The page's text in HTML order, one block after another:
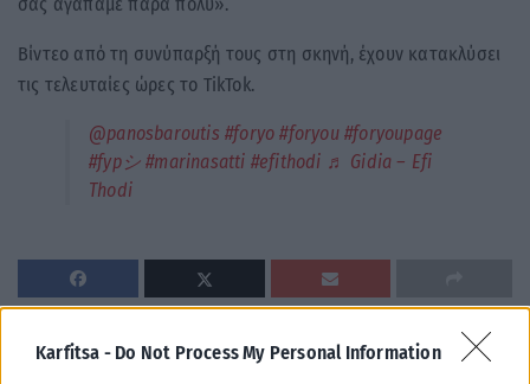
Karfitsa - Do Not Process My Personal Information
Βίντεο από τη συνύπαρξή τους στη σκηνή, έχουν κατακλύσει
τις τελευταίες ώρες το TikTok.
@panosbaroutis #foryo #foryou #foryoupage
#fypシ #marinasatti #efithodi ♬ Gidia – Efi
Thodi
Σχετικά Άρθρα